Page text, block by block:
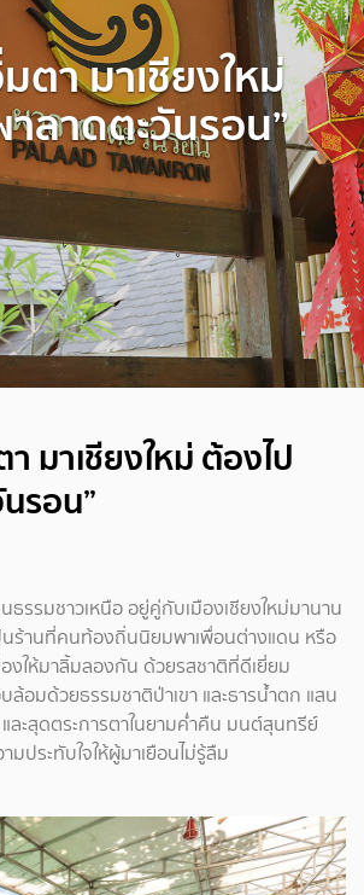
ตา มาเชียงใหม่
ลาดตะวันรอน”
มาเชียงใหม่ ต้องไป
รอน”
รรมชาวเหนือ อยู่คู่กับเมืองเชียงใหม่มานาน
นร้านที่คนท้องถิ่นนิยมพาเพื่อนต่างแดน หรือ
งให้มาลิ้มลองกัน ด้วยรสชาติที่ดีเยี่ยม
อมด้วยธรรมชาติป่าเขา และธารน้ำตก แสน
ละสุดตระการตาในยามค่ำคืน มนต์สุนทรีย์
ประทับใจให้ผู้มาเยือนไม่รู้ลืม